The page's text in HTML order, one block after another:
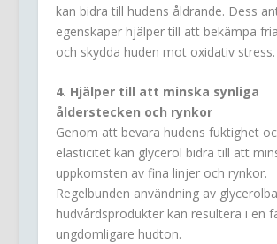
kan bidra till hudens åldrande. Dess
egenskaper hjälper till att bekämpa
och skydda huden mot oxidativ stress.
4. Hjälper till att minska synliga
ålderstecken och rynkor
Genom att bevara hudens fuktighet
elasticitet kan glycerol bidra till att
uppkomsten av fina linjer och rynkor.
Regelbunden användning av
hudvårdsprodukter kan resultera i en
ungdomligare hudton.